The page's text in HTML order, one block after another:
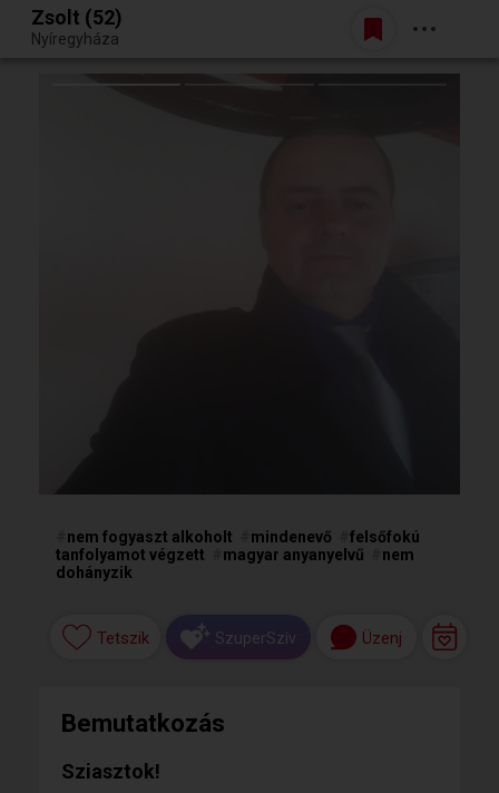
Egy jó randiból bármi lehet.
Belépés
Zsolt (52)
Nyíregyháza
nem fogyaszt alkoholt mindenevő
felsőfokú
tanfolyamot végzett
magyar anyanyelvű
nem
dohányzik
Tetszik SzuperSzív Üzenj
Bemutatkozás
Sziasztok!